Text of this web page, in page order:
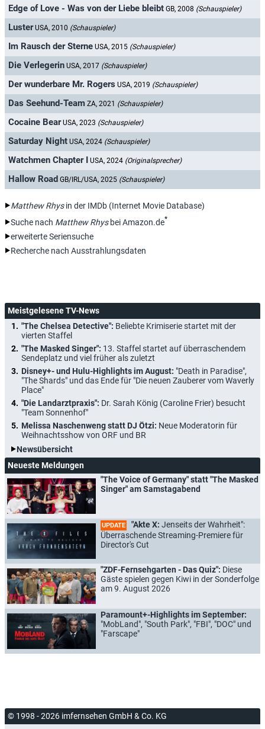
Edge of Love - Was von der Liebe bleibt GB, 2008 (Schauspieler)
Luster USA, 2010 (Schauspieler)
Im Rausch der Sterne USA, 2015 (Schauspieler)
Die Verlegerin USA, 2017 (Schauspieler)
Der wunderbare Mr. Rogers USA, 2019 (Schauspieler)
Das Seehund-Team ZA, 2021 (Schauspieler)
Cocaine Bear USA, 2023 (Schauspieler)
Saturday Night USA, 2024 (Schauspieler)
Watchmen Chapter I USA, 2024 (Originalsprecher)
Hallow Road GB/IRL/USA, 2025 (Schauspieler)
Matthew Rhysin der IMDb (Internet Movie Database)
Suche nach Matthew Rhysbei Amazon.de*
erweiterte Seriensuche
Recherche nach Ausstrahlungsdaten
Meistgelesene TV-News
"The Chelsea Detective": Beliebte Krimiserie startet mit der
vierten Staffel
"The Masked Singer": 13. Staffel startet auf überraschendem
Sendeplatz und viel früher als zuletzt
Disney+- und Hulu-Highlights im August: "Death in Paradise",
"The Shards" und das Ende für "Die neuen Zauberer vom Waverly
Place"
"Die Landarztpraxis": Dr. Sarah König (Caroline Frier) besucht
"Team Sonnenhof"
Melissa Naschenweng statt DJ Ötzi: Neue Moderatorin für
Weihnachtsshow von ORF und BR
Newsübersicht
Neueste Meldungen
"The Voice of Germany" statt "The Masked
Singer" am Samstagabend
UPDATE "Akte X: Jenseits der Wahrheit":
Überraschende Streaming-Premiere für
Director's Cut
"ZDF-Fernsehgarten - Das Quiz": Diese
Gäste spielen gegen Kiwi in der Sonderfolge
am 9. August 2026
Paramount+-Highlights im September:
"MobLand", "South Park", "FBI", "DOC" und
"Farscape"
© 1998 - 2026 imfernsehen GmbH & Co. KG